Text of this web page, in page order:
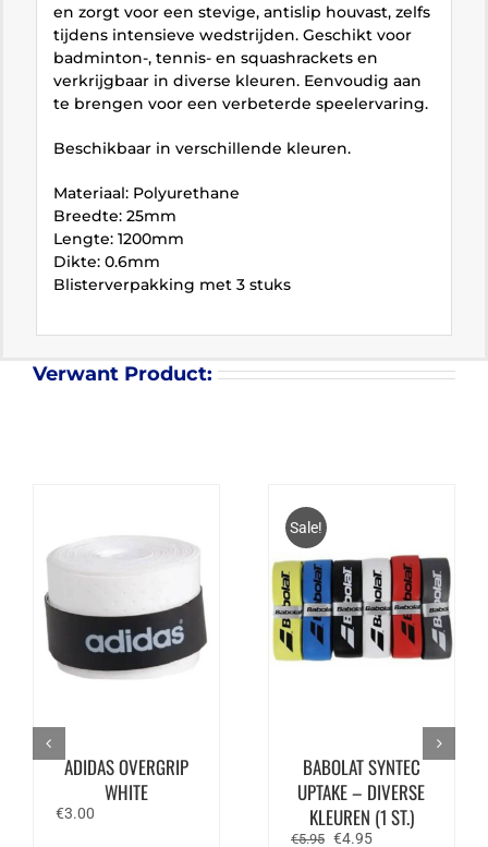
en zorgt voor een stevige, antislip houvast, zelfs
tijdens intensieve wedstrijden. Geschikt voor
badminton-, tennis- en squashrackets en
verkrijgbaar in diverse kleuren. Eenvoudig aan
te brengen voor een verbeterde speelervaring.
Beschikbaar in verschillende kleuren.
Materiaal: Polyurethane
Breedte: 25mm
Lengte: 1200mm
Dikte: 0.6mm
Blisterverpakking met 3 stuks
Verwant Product:
ADIDAS OVERGRIP
WHITE
€3.00
Sale!
BABOLAT SYNTEC
UPTAKE – DIVERSE
KLEUREN (1 ST.)
€5.95 Oorspronkelijke
€4.95Huidige